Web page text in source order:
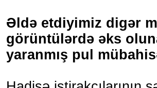
Əldə etdiyimiz digər
görüntülərdə əks
yaranmış pul